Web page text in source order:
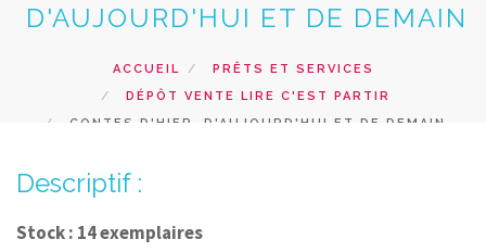
GERER SA COOPERATIVE
NOS ACTIONS PEDAGOGIQUES
RESSOURCES ET SERVICES
RECHERCHER
CONTACT
D'AUJOURD'HUI ET DE DEMAIN
ACCUEIL
PRÊTS ET SERVICES
DÉPÔT VENTE LIRE C'EST PARTIR
CONTES D'HIER, D'AUJOURD'HUI ET DE DEMAIN
Descriptif :
Stock : 14 exemplaires